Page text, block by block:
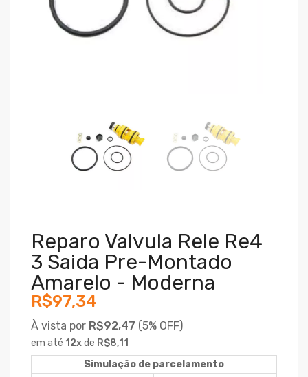
Reparo Valvula Rele Re4
3 Saida Pre-Montado
Amarelo - Moderna
R$97,34
À vista por R$92,47 (5% OFF)
em até 12xde R$8,11
Simulação de parcelamento